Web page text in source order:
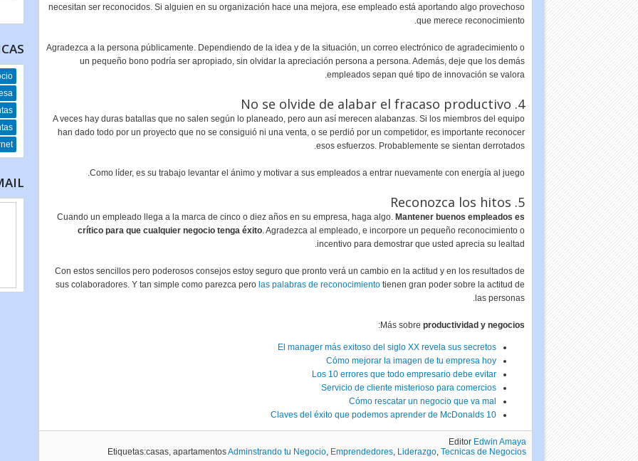
necesitan ser reconocidos. Si alguien en su organización hace una mejora, ese empleado está aportando algo provechoso
que merece reconocimiento.
Agradezca a la persona públicamente. Dependiendo de la idea y de la situación, un correo electrónico de agradecimiento o
un pequeño bono podría ser apropiado, sin olvidar la apreciación persona a persona. Además, deje que los demás
empleados sepan qué tipo de innovación se valora.
4. No se olvide de alabar el fracaso productivo
A veces hay duras batallas que no salen según lo planeado, pero aun así merecen alabanzas. Si los miembros del equipo
han dado todo por un proyecto que no se consiguió ni una venta, o se perdió por un competidor, es importante reconocer
esos esfuerzos. Probablemente se sientan derrotados.
Como líder, es su trabajo levantar el ánimo y motivar a sus empleados a entrar nuevamente con energía al juego.
5. Reconozca los hitos
Cuando un empleado llega a la marca de cinco o diez años en su empresa, haga algo. Mantener buenos empleados es
crítico para que cualquier negocio tenga éxito. Agradezca al empleado, e incorpore un pequeño reconocimiento o
incentivo para demostrar que usted aprecia su lealtad.
Con estos sencillos pero poderosos consejos estoy seguro que pronto verá un cambio en la actitud y en los resultados de
sus colaboradores. Y tan simple como parezca pero las palabras de reconocimiento tienen gran poder sobre la actitud de
las personas.
Más sobreproductividad y negocios
:
El manager más exitoso del siglo XX revela sus secretos
Cómo mejorar la imagen de tu empresa hoy
Los 10 errores que todo empresario debe evitar
Servicio de cliente misterioso para comercios
Cómo rescatar un negocio que va mal
10 Claves del éxito que podemos aprender de McDonalds
Editor Edwin Amaya
Etiquetas:casas, apartamentosAdminstrando tu Negocio, Emprendedores, Liderazgo,Tecnicas de Negocios